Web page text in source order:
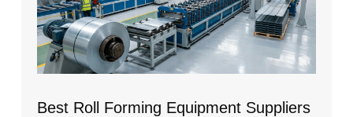
Best Roll Forming Equipment Suppliers